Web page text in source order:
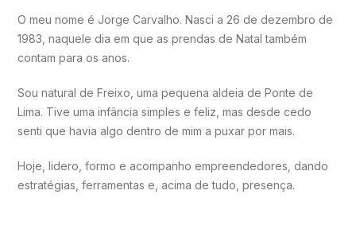
O meu nome é Jorge Carvalho. Nasci a 26 de dezembro de
1983, naquele dia em que as prendas de Natal também
contam para os anos.
Sou natural de Freixo, uma pequena aldeia de Ponte de
Lima. Tive uma infância simples e feliz, mas desde cedo
senti que havia algo dentro de mim a puxar por mais.
Hoje, lidero, formo e acompanho empreendedores, dando
estratégias, ferramentas e, acima de tudo, presença.